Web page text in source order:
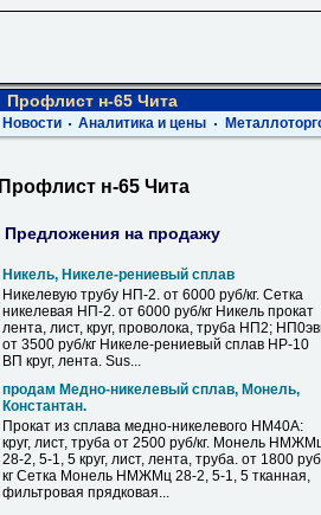
Профлист н-65 Чита
Новости Аналитика и цены
Профлист н-65 Чита
Предложения на продажу
Никель, Никеле-рениевый сплав
Никелевую трубу НП-2. от 6000 руб/кг. Сетка
никелевая НП-2. от 6000 руб/кг Никель прокат
лента, лист, круг, проволока, труба НП2;
от 3500 руб/кг Никеле-рениевый сплав НР-10
ВП круг, лента. Sus...
продам Медно-никелевый сплав, Монель,
Константан.
Прокат из сплава медно-никелевого НМ40А:
круг, лист, труба от 2500 руб/кг. Монель
28-2, 5-1, 5 круг, лист, лента, труба. от 1800
кг Сетка Монель НМЖМц 28-2, 5-1, 5 тканная,
фильтровая прядковая...